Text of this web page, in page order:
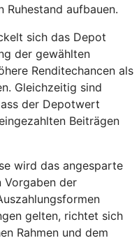
aufbauen.
sich das Depot
der gewählten
Renditechancen als
Gleichzeitig sind
der Depotwert
Beiträgen
wird das angesparte
Vorgaben der
gelten, richtet sich
Rahmen und dem